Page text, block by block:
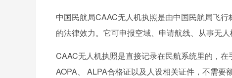
中国民航局CAAC无人机执照是由中国民航局飞
的法律效力。它可申报空域、申请航线、从事无
CAAC无人机执照是直接记录在民航系统里的，
AOPA、 ALPA合格证以及人设相关证件，不需要